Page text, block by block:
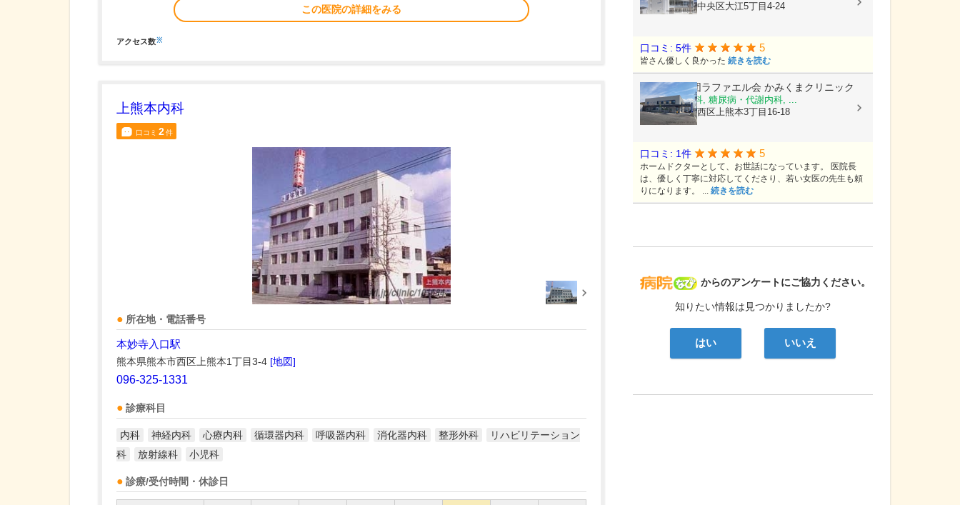
この医院の詳細をみる
アクセス数※
上熊本内科
口コミ 2件
所在地・電話番号
本妙寺入口駅
熊本県熊本市西区上熊本1丁目3-4 [地図]
096-325-1331
診療科目
内科 神経内科 心療内科 循環器内科 呼吸器内科 消化器内科 整形外科
リハビリテーション
科
放射線科 小児科
診療/受付時間・休診日
病院なび
からのアンケートにご協力ください。
知りたい情報は見つかりましたか?
はい いいえ
熊本県熊本市中央区大江5丁目4-24
口コミ: 5件 5
皆さん優しく良かった 続きを読む
医療法人社団ラファエル会 かみくまクリニック
整形外科, 内科, 糖尿病・代謝内科, ...
熊本県熊本市西区上熊本3丁目16-18
口コミ: 1件 5
ホームドクターとして、お世話になっています。 医院長
は、優しく丁寧に対応してくださり、若い女医の先生も頼
りになります。 ... 続きを読む